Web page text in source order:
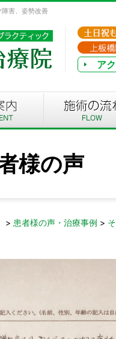
害、姿勢改善
ア
様の声
> 患者様の声・治療事例 >